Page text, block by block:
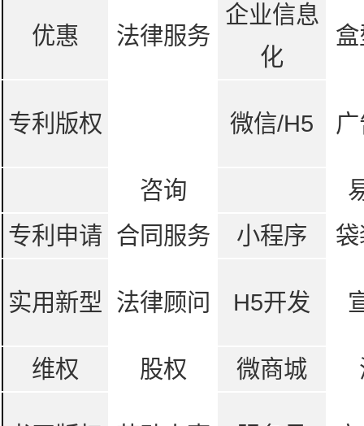
优惠 法律服务
企业信息
化
专利版权 微信/H5
咨询
专利申请 合同服务 小程序
实用新型 法律顾问 H5开发
维权 股权 微商城